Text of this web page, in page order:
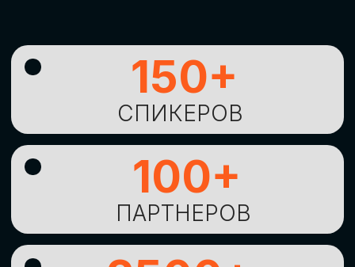
ИЗУЧЕНИЯНОВЫХ
ТЕХНОЛОГИЙИ
СТРАТЕГИЧЕСКИХ
ПОДХОДОВ К ЦИФРОВОЙ
ТРАНСФОРМАЦИИ
БИЗНЕСА